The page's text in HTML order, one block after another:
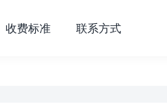
收费标准 联系方式